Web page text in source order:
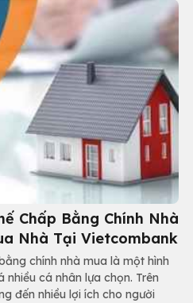
Chấp Bằng Chính Nhà
Nhà Tại Vietcombank
chính nhà mua là một hình
cá nhân lựa chọn. Trên
đến nhiều lợi ích cho người